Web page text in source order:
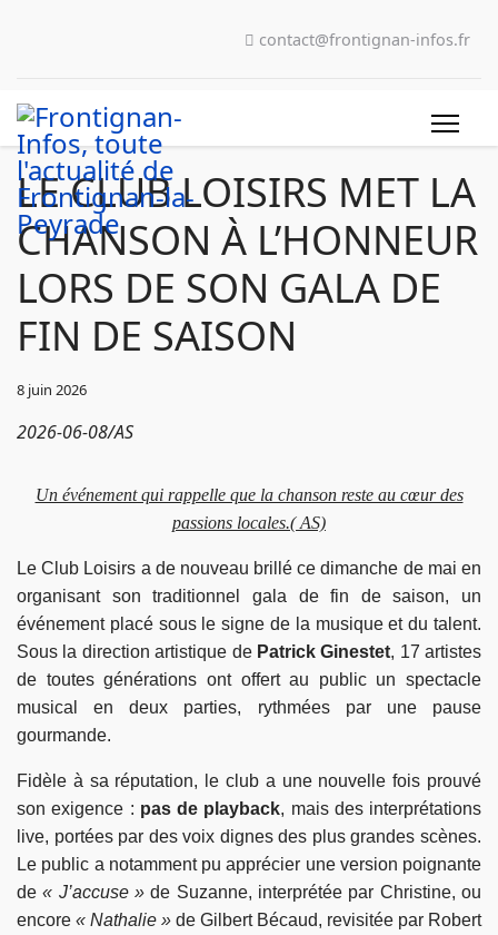
contact@frontignan-infos.fr
LE CLUB LOISIRS MET LA
CHANSON À L’HONNEUR
LORS DE SON GALA DE
FIN DE SAISON
8 juin 2026
2026-06-08/AS
Un événement qui rappelle que la chanson reste au cœur des
passions locales.( AS)
Le Club Loisirs a de nouveau brillé ce dimanche de mai en
organisant son traditionnel gala de fin de saison, un
événement placé sous le signe de la musique et du talent.
Sous la direction artistique de Patrick Ginestet, 17 artistes
de toutes générations ont offert au public un spectacle
musical en deux parties, rythmées par une pause
gourmande.
Fidèle à sa réputation, le club a une nouvelle fois prouvé
son exigence : pas de playback, mais des interprétations
live, portées par des voix dignes des plus grandes scènes.
Le public a notamment pu apprécier une version poignante
de« J’accuse » de Suzanne, interprétée par Christine, ou
encore « Nathalie » de Gilbert Bécaud, revisitée par Robert